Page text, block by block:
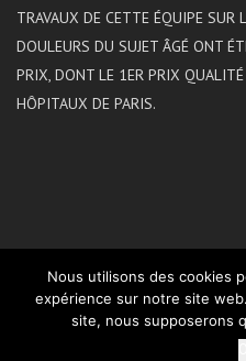
TRAVAUX DE CETTE ÉQUIPE SUR
DOULEURS DU SUJET ÂGÉ ONT
PRIX, DONT LE 1ER PRIX QUALITÉ
HÔPITAUX DE PARIS.
2021
Nous utilisons des cookies
expérience sur notre site
site, nous supposerons